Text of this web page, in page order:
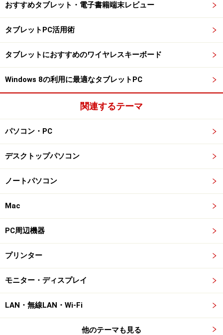
おすすめタブレット・電子書籍端末レビュー
タブレットPC活用術
タブレットにおすすめのワイヤレスキーボード
Windows 8の利用に最適なタブレットPC
関連するテーマ
パソコン・PC
デスクトップパソコン
ノートパソコン
Mac
PC周辺機器
プリンター
モニター・ディスプレイ
LAN・無線LAN・Wi-Fi
他のテーマも見る